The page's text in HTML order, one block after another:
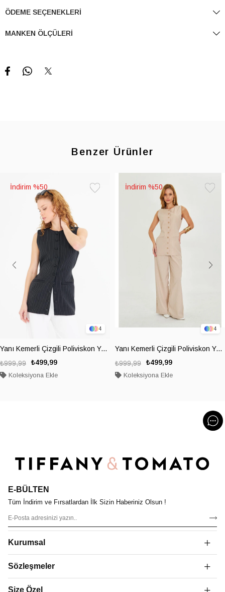
ÖDEME SEÇENEKLERI
MANKEN ÖLÇÜLERI
Benzer Ürünler
4
Yanı Kemerli Çizgili Poliviskon Yelek
₺499,99
₺999,99
Koleksiyona Ekle
%50
4
Yanı Kemerli Çizgili Poliviskon Yelek
₺499,99
₺999,99
Koleksiyona Ekle
%50
E-BÜLTEN
Tüm İndirim ve Fırsatlardan İlk Sizin Haberiniz Olsun !
Kurumsal
Sözleşmeler
Size Özel